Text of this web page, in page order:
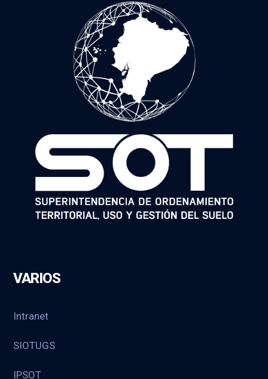
VARIOS
Intranet
SIOTUGS
IPSOT